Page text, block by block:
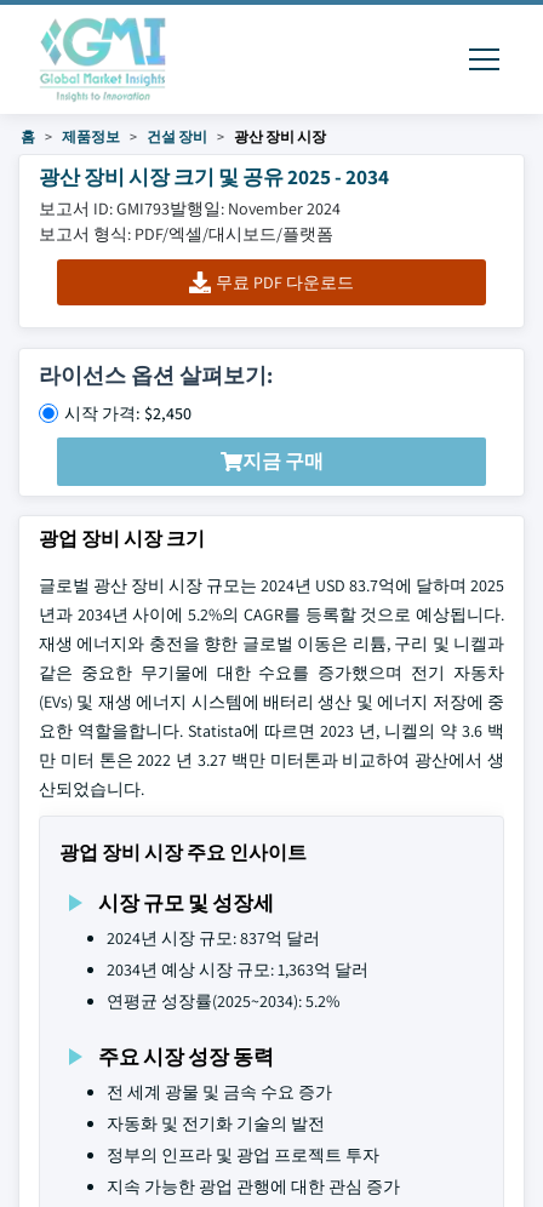
홈 제품정보 건설 장비 광산 장비 시장
광산 장비 시장 크기 및 공유 2025 - 2034
보고서 ID: GMI793발행일: November 2024
보고서 형식: PDF/엑셀/대시보드/플랫폼
무료 PDF 다운로드
라이선스 옵션 살펴보기:
시작 가격: $2,450
지금 구매
광업 장비 시장 크기
글로벌 광산 장비 시장 규모는 2024년 USD 83.7억에 달하며 2025
년과 2034년 사이에 5.2%의 CAGR를 등록할 것으로 예상됩니다.
재생 에너지와 충전을 향한 글로벌 이동은 리튬, 구리 및 니켈과
같은 중요한 무기물에 대한 수요를 증가했으며 전기 자동차
(EVs) 및 재생 에너지 시스템에 배터리 생산 및 에너지 저장에 중
요한 역할을합니다. Statista에 따르면 2023 년, 니켈의 약 3.6 백
만 미터 톤은 2022 년 3.27 백만 미터톤과 비교하여 광산에서 생
산되었습니다.
광업 장비 시장 주요 인사이트
시장 규모 및 성장세
2024년 시장 규모: 837억 달러
2034년 예상 시장 규모: 1,363억 달러
연평균 성장률(2025~2034): 5.2%
주요 시장 성장 동력
전 세계 광물 및 금속 수요 증가
자동화 및 전기화 기술의 발전
정부의 인프라 및 광업 프로젝트 투자
지속 가능한 광업 관행에 대한 관심 증가